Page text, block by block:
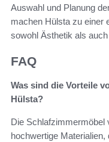
Auswahl und Planung
machen Hülsta zu einer
sowohl Ästhetik als
FAQ
Was sind die Vorteile
Hülsta?
Die Schlafzimmermöbel
hochwertige